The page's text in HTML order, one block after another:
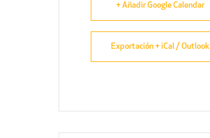
+ Añadir Google Calendar
Exportación + iCal / Outlook